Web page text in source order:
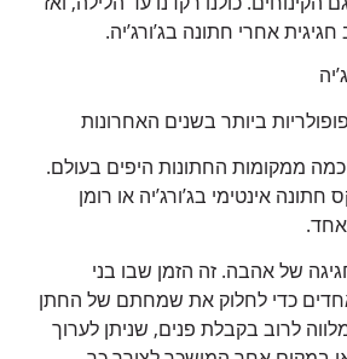
אחרי חתונה בג’ורג’יה.
ביותר בשנים האחרונות
ממקומות החתונות היפים בעולם.
אינטימי בג’ורג’יה או רומן
של אהבה. זה הזמן שבו בני
כדי לחלוק את שמחתם של החתן
לרוב בקבלת פנים, שניתן לערוך